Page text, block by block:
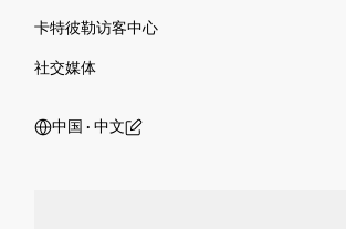
卡特彼勒访客中心
社交媒体
中国 ‧ 中文